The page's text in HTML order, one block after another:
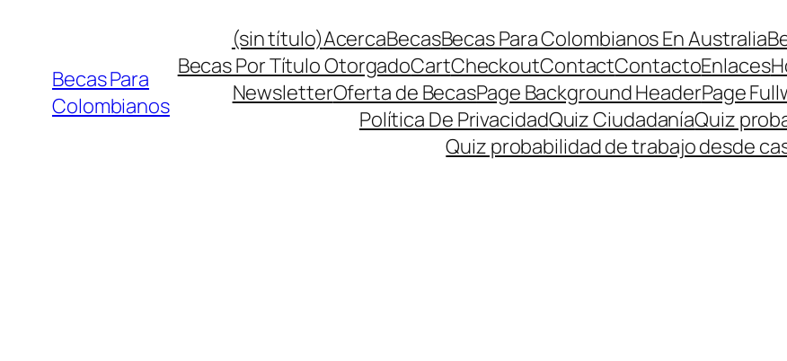
contenido
Becas Para
Colombianos
(sin título)AcercaBecasBecas Para Colombianos En Australia
Becas Por Título OtorgadoCartCheckoutContactContactoEnlaces
NewsletterOferta de BecasPage Background HeaderPage
Política De PrivacidadQuiz CiudadaníaQuiz
Quiz probabilidad de trabajo desde